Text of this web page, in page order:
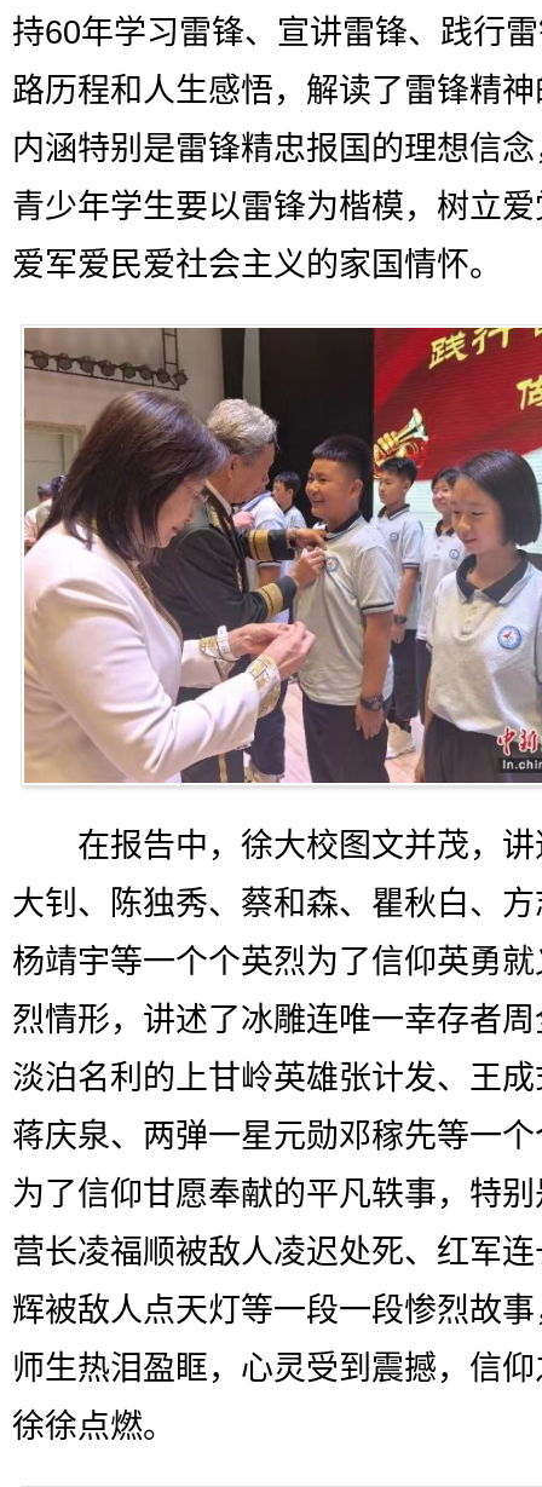
持60年学习雷锋、宣讲雷锋、践行
路历程和人生感悟，解读了雷锋精
内涵特别是雷锋精忠报国的理想信
青少年学生要以雷锋为楷模，树立
爱军爱民爱社会主义的家国情怀。
在报告中，徐大校图文并茂，讲
大钊、陈独秀、蔡和森、瞿秋白、
杨靖宇等一个个英烈为了信仰英勇
烈情形，讲述了冰雕连唯一幸存者
淡泊名利的上甘岭英雄张计发、王
蒋庆泉、两弹一星元勋邓稼先等一
为了信仰甘愿奉献的平凡轶事，特
营长凌福顺被敌人凌迟处死、红军
辉被敌人点天灯等一段一段惨烈故
师生热泪盈眶，心灵受到震撼，信
徐徐点燃。